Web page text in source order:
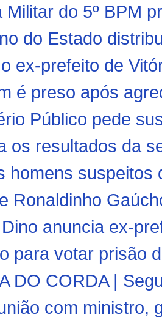
Militar do 5º BPM
do Estado
ex-prefeito de
é preso após
Público pede
os resultados da
homens suspeitos
Ronaldinho
anuncia ex-
para votar prisão
DO CORDA |
com ministro,